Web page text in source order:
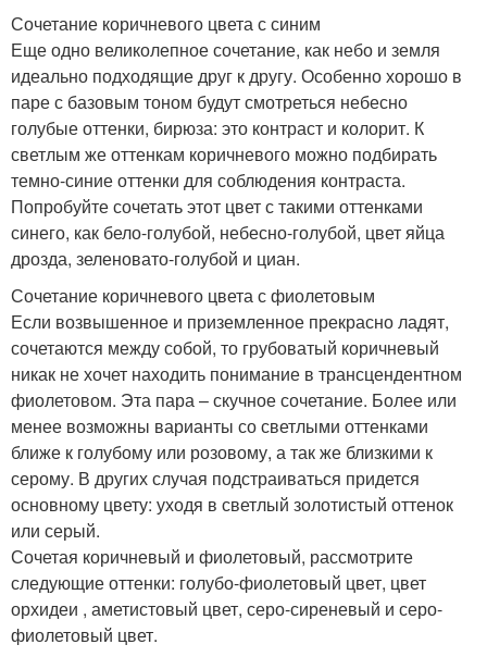
Сочетание коричневого цвета с синим
Еще одно великолепное сочетание, как небо и земля
идеально подходящие друг к другу. Особенно хорошо в
паре с базовым тоном будут смотреться небесно
голубые оттенки, бирюза: это контраст и колорит. К
светлым же оттенкам коричневого можно подбирать
темно-синие оттенки для соблюдения контраста.
Попробуйте сочетать этот цвет с такими оттенками
синего, как бело-голубой, небесно-голубой, цвет яйца
дрозда, зеленовато-голубой и циан.
Сочетание коричневого цвета с фиолетовым
Если возвышенное и приземленное прекрасно ладят,
сочетаются между собой, то грубоватый коричневый
никак не хочет находить понимание в трансцендентном
фиолетовом. Эта пара – скучное сочетание. Более или
менее возможны варианты со светлыми оттенками
ближе к голубому или розовому, а так же близкими к
серому. В других случая подстраиваться придется
основному цвету: уходя в светлый золотистый оттенок
или серый.
Сочетая коричневый и фиолетовый, рассмотрите
следующие оттенки: голубо-фиолетовый цвет, цвет
орхидеи , аметистовый цвет, серо-сиреневый и серо-
фиолетовый цвет.